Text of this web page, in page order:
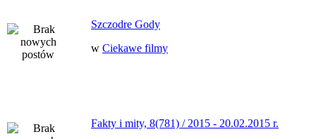
Szczodre Gody
w Ciekawe filmy
Fakty i mity, 8(781) / 2015 - 20.02.2015 r.